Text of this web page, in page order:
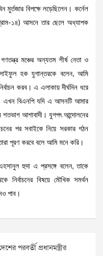
মুর্তজার বিপক্ষে লড়েছিলেন। কর্নেল
১৪) আসনে তার ছেলে অধ্যাপক
মঞ্চের অন্যতম শীর্ষ নেতা ও
সাইফুল হক যুগান্তরকে বলেন, আমি
করব। এ এলাকায় দীর্ঘদিন ধরে
এখন বিএনপি যদি এ আসনটি আমার
শতভাগ আশাবাদী। যুগপৎ আন্দোলনের
পর সবাইকে নিয়ে সরকার গঠন
পূরণ করবে বলে আমি মনে করি।
হুদা এ প্রসঙ্গে বলেন, তাকে
নির্বাচনের বিষয়ে মৌখিক সমর্থন
পাব।
পরবর্তী প্রধানমন্ত্রীর